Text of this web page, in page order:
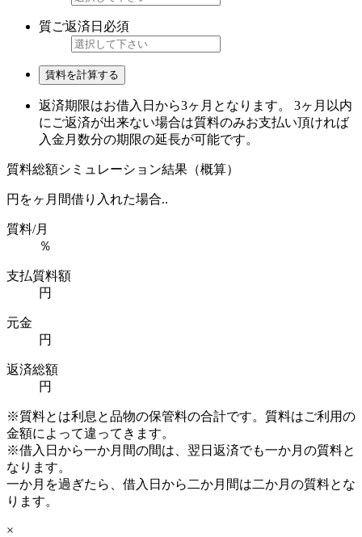
質ご返済日 必須
賃料を計算する
返済期限はお借入日から3ヶ月となります。 3ヶ月以内
にご返済が出来ない場合は質料のみお支払い頂ければ
入金月数分の期限の延長が可能です。
質料総額シミュレーション結果（概算）
円をヶ月間借り入れた場合..
質料/月
％
支払質料額
円
元金
円
返済総額
円
※質料とは利息と品物の保管料の合計です。質料はご利用の
金額によって違ってきます。
※借入日から一か月間の間は、翌日返済でも一か月の質料と
なります。
一か月を過ぎたら、借入日から二か月間は二か月の質料とな
ります。
×